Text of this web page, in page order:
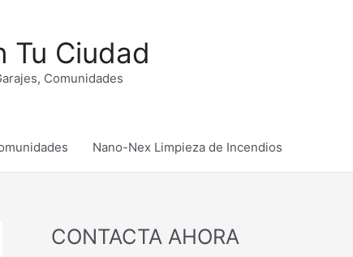
Tu Ciudad
Comunidades
Nano-Nex Limpieza de Incendios
CONTACTA AHORA